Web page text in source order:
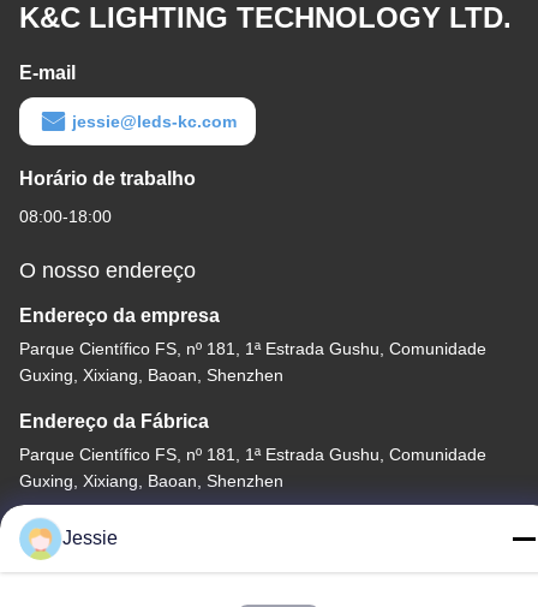
K&C LIGHTING TECHNOLOGY LTD.
E-mail
jessie@leds-kc.com
Horário de trabalho
08:00-18:00
O nosso endereço
Endereço da empresa
Parque Científico FS, nº 181, 1ª Estrada Gushu, Comunidade
Guxing, Xixiang, Baoan, Shenzhen
Endereço da Fábrica
Parque Científico FS, nº 181, 1ª Estrada Gushu, Comunidade
Guxing, Xixiang, Baoan, Shenzhen
Telefone
86-0755-22300563
Jessie